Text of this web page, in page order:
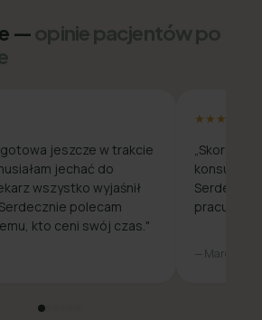
—opinie pacjentów po
gotowa jeszcze w trakcie
jechać do
wszystko wyjaśnił
polecam
kto ceni swój czas."
★★★★★
pracuje
— Marcin W.